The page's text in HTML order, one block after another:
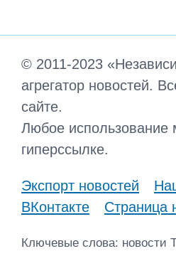
© 2011-2023
агрегатор новостей.
сайте.
Любое использование
гиперссылке.
Экспорт новостей
ВКонтакте
Страница
Ключевые слова: новости